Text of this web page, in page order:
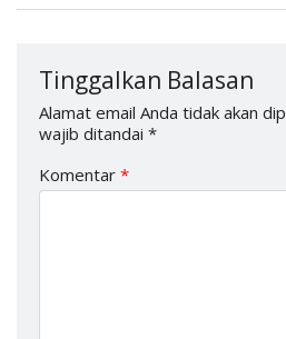
Tinggalkan Balasan
Alamat email Anda tidak akan
wajib ditandai *
Komentar *